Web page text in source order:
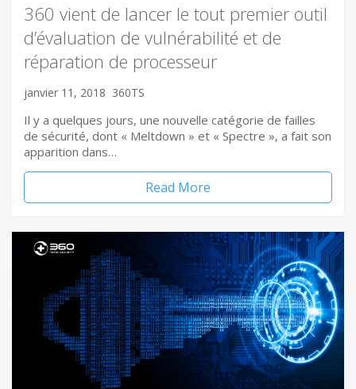
360 vient de lancer le tout premier outil
d’évaluation de vulnérabilité et de
réparation de processeur
janvier 11, 2018 360TS
Il y a quelques jours, une nouvelle catégorie de failles
de sécurité, dont « Meltdown » et « Spectre », a fait son
apparition dans…
Read More